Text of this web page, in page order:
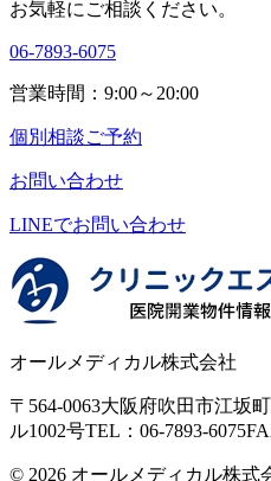
ブ
お気軽にご相談ください。
06-7893-6075
営業時間：9:00～20:00
個別相談ご予約
お問い合わせ
LINEでお問い合わせ
オールメディカル株式会社
〒564-0063大阪府吹田市江坂町
ル1002号TEL：06-7893-6075
© 2026 オールメディカル株式